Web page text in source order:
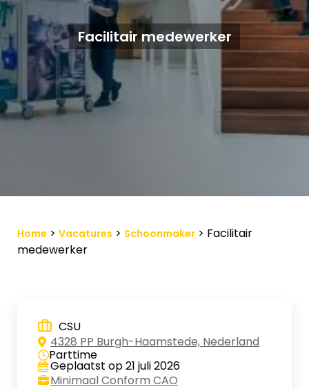
Facilitair medewerker
Home > Vacatures > Schoonmaker > Facilitair
medewerker
CSU
4328 PP Burgh-Haamstede, Nederland
Parttime
Geplaatst op 21 juli 2026
Minimaal Conform CAO
Beroepen
Werkomgevingen
Opleidingen
Werkgevers
Bewaarde vacatures